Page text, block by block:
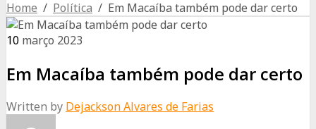
Home / Política / Em Macaíba também pode dar certo
10 março 2023
Em Macaíba também pode dar certo
Written by Dejackson Alvares de Farias